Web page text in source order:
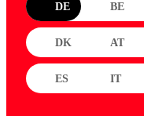
DE BE
DK AT
ES IT